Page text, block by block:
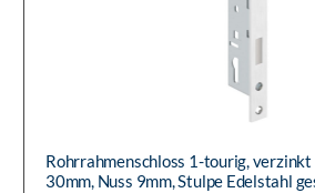
Rohrrahmenschloss 1-tourig,
30mm, Nuss 9mm, Stulpe Edelstahl geschliffen, mit Anti-